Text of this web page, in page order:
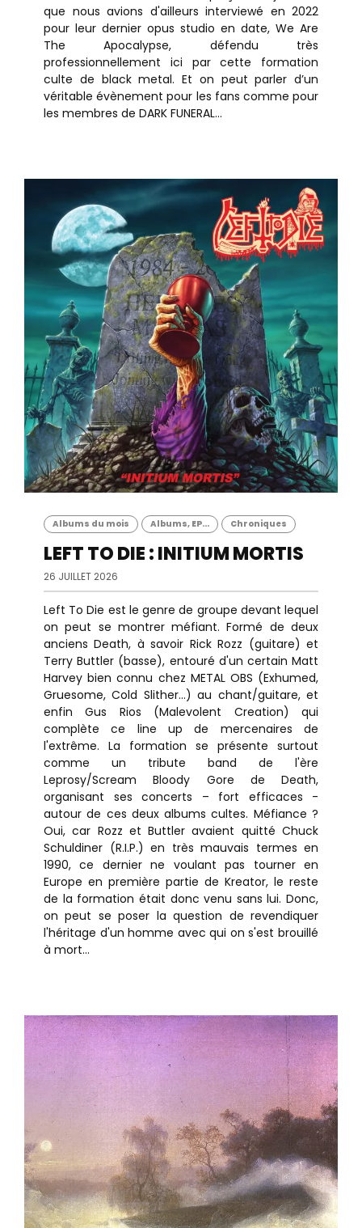
que nous avions d'ailleurs interviewé en 2022
pour leur dernier opus studio en date, We Are
The Apocalypse, défendu très
professionnellement ici par cette formation
culte de black metal. Et on peut parler d’un
véritable évènement pour les fans comme pour
les membres de DARK FUNERAL...
Albums du mois Albums, EP... Chroniques
LEFT TO DIE : INITIUM MORTIS
26 JUILLET 2026
Left To Die est le genre de groupe devant lequel
on peut se montrer méfiant. Formé de deux
anciens Death, à savoir Rick Rozz (guitare) et
Terry Buttler (basse), entouré d'un certain Matt
Harvey bien connu chez METAL OBS (Exhumed,
Gruesome, Cold Slither...) au chant/guitare, et
enfin Gus Rios (Malevolent Creation) qui
complète ce line up de mercenaires de
l'extrême. La formation se présente surtout
comme un tribute band de l'ère
Leprosy/Scream Bloody Gore de Death,
organisant ses concerts – fort efficaces -
autour de ces deux albums cultes. Méfiance ?
Oui, car Rozz et Buttler avaient quitté Chuck
Schuldiner (R.I.P.) en très mauvais termes en
1990, ce dernier ne voulant pas tourner en
Europe en première partie de Kreator, le reste
de la formation était donc venu sans lui. Donc,
on peut se poser la question de revendiquer
l'héritage d'un homme avec qui on s'est brouillé
à mort...